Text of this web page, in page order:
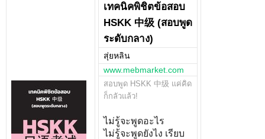
เทคนิคพิชิตข้อสอบ
HSKK 中级 (สอบพูด
ระดับกลาง)
สุ่ยหลิน
www.mebmarket.com
สอบพูด HSKK 中级 แค่คิด
ก็กลัวแล้ว!
ไม่รู้จะพูดอะไร
ไม่รู้จะพูดยังไง เรียบ